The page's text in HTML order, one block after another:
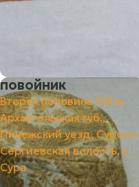
повойник
Вторая половина ХIХ в.
Архангельская губ.,
Пинежский уезд, Сурско-
Сергиевская волость, с.
Сура